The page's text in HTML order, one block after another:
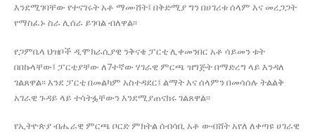
እንደሚገባቸው የተናገሩት አቶ ማሙሸት፤ በቅድሚያ ግን በሀገሪቱ ሰላም እና መረጋጋት
የማስፈኑ ስራ ሊሰራ ይገባል ብለዋል፡፡
የጋምቤላ ህዝቦች ዲሞክራሲያዊ ንቅናቄ ፓርቲ ሊቀመንበር አቶ ሳይመን ቱት
በበኩላቸው፤ ፓርቲያቸው ለ7ተኛው ሃገራዊ ምርጫ ዝግጅት በማድረግ ላይ እንዳለ
ገልጸዋል፡፡ እንደ ፓርቲ በመልካም አስተዳደር፤ ልማት እና ሰላምን በመሳሰሉ ትልልቅ
አገራዊ ጉዳይ ላይ ተሳትፏቸውን እንደሚያጠናክሩ ገልጸዋል፡፡
የኢትዮጵያ ብሔራዊ ምርጫ ቦርድ ምክትል ሰብሳቢ አቶ ውብሸት አየለ ለቀጣዩ ሀገራዊ